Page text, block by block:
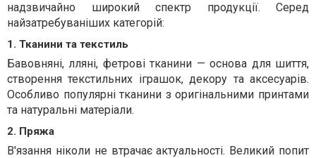
надзвичайно широкий спектр продукції. Серед
найзатребуваніших категорій:
1. Тканини та текстиль
Бавовняні, лляні, фетрові тканини — основа для шиття,
створення текстильних іграшок, декору та аксесуарів.
Особливо популярні тканини з оригінальними принтами
та натуральні матеріали.
2. Пряжа
В'язання ніколи не втрачає актуальності. Великий попит